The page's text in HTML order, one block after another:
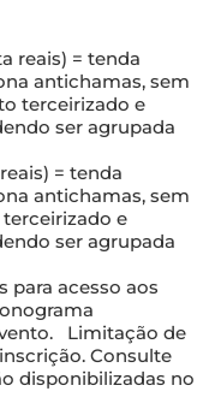
reais) = tenda
antichamas, sem
terceirizado e
ser agrupada
= tenda
antichamas, sem
e
ser agrupada
para acesso aos
Limitação de
Consulte
disponibilizadas no